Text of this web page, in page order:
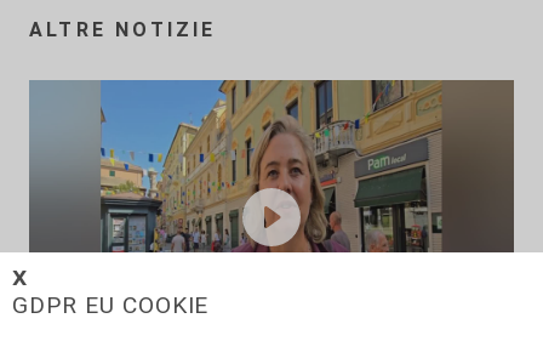
𝗫
GDPR EU COOKIE
ALTRE NOTIZIE